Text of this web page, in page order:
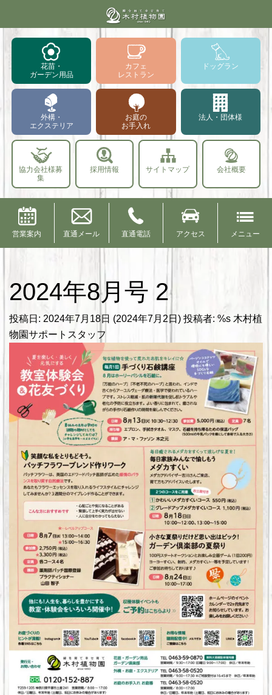
花苗・
ガーデン用品
カフェ
レストラン
ドッグラン
外構・
エクステリア
お庭の
お手入れ
法人・団体様
協力会社様募
集
採用情報 サイトマップ 会社概要
営業案内 直通メール 直通電話 アクセス メニュー
2024年8月号 2
投稿日: 2024年7月18日 (2024年7月2日) 投稿者: %s 木村植
物園サポートスタッフ